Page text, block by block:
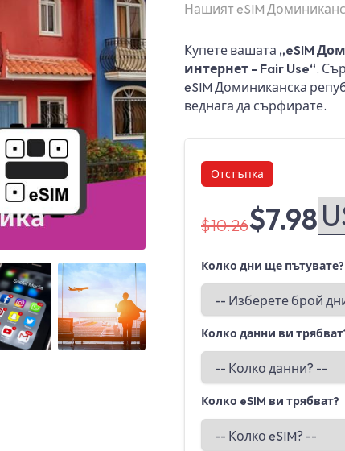
Angled view Angled view
Нашият eSIM
Купете вашата „eSIM
интернет - Fair Use“.
eSIM Доминиканска
веднага да сърфирате.
Отстъпка
$10.26$7.98
Колко дни ще пътувате?
Колко данни ви
Колко eSIM ви трябват?